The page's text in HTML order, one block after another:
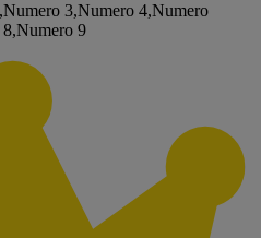
,Numero 3,Numero 4,Numero
8,Numero 9